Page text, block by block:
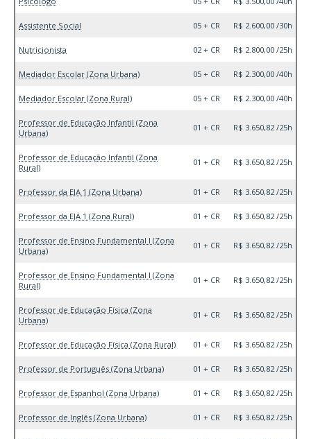
Assistente Social 05 + CR R$ 2.600,00 /30h
Nutricionista 02 + CR R$ 2.800,00 /25h
Mediador Escolar (Zona Urbana) 05 + CR R$ 2.300,00 /40h
Mediador Escolar (Zona Rural) 05 + CR R$ 2.300,00 /40h
Professor de Educação Infantil (Zona
Urbana)
01 + CR R$ 3.650,82 /25h
Professor de Educação Infantil (Zona
Rural)
01 + CR R$ 3.650,82 /25h
Professor da EJA 1 (Zona Urbana) 01 + CR R$ 3.650,82 /25h
Professor da EJA 1 (Zona Rural) 01 + CR R$ 3.650,82 /25h
Professor de Ensino Fundamental I (Zona
Urbana)
01 + CR R$ 3.650,82 /25h
Professor de Ensino Fundamental I (Zona
Rural)
01 + CR R$ 3.650,82 /25h
Professor de Educação Física (Zona
Urbana)
01 + CR R$ 3.650,82 /25h
Professor de Educação Física (Zona Rural) 01 + CR R$ 3.650,82 /25h
Professor de Português (Zona Urbana) 01 + CR R$ 3.650,82 /25h
Professor de Espanhol (Zona Urbana) 01 + CR R$ 3.650,82 /25h
Professor de Inglês (Zona Urbana) 01 + CR R$ 3.650,82 /25h